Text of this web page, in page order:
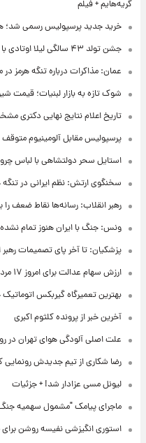
گریه‌هایم + فیلم
خرید جدید پرسپولیس رسمی شد؛
جشن تولد ۴۳ سالگی لیلا اوتادی با یک سورپرایز ویژه + فیلم
عمان: مذاکرات درباره تنگه هرمز در
شوک تازه به بازار لبنیات؛ قیمت
تاریخ اعلام نتایج نهایی دکتری
پرسپولیس مقابل آلومینیوم
استایل سحر دولتشاهی با لباس
سخنگوی ارتش: نظم ایرانی در
رهبر انقلاب: رسانه‌ها نقاط ضعف را
ونس: جنگ با ایران هنوز تمام
پزشکیان: تا آخر پای تصمیمات رهبر
ارزش سهام عدالت برای امروز ۱۷ مرداد ۱۴۰۵ + جدول
بهترین تعمیرگاه گیربکس
آخرین خبر از پرونده کلثوم اکبری
علت اصلی آلودگی هوای تهران در
رضا شکاری از تیم جدیدش رونمایی
لیونل مسی عزادار شد! + جزئیات
ماجرای پیامک "مشمول سهمیه
استوری انگیزشی نفیسه روشن